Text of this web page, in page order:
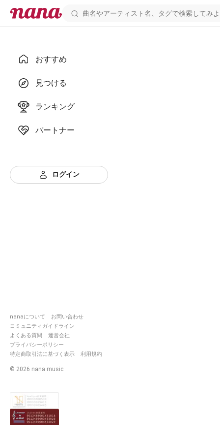
おすすめ
見つける
ランキング
パートナー
ログイン
nanaについて
お問い合わせ
コミュニティガイドライン
よくある質問
運営会社
プライバシーポリシー
特定商取引法に基づく表示
利用規約
© 2026 nana music